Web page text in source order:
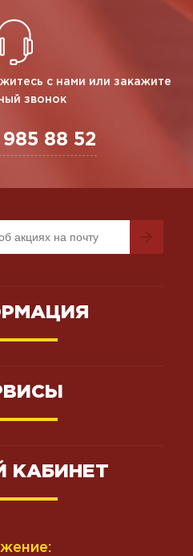
с нами или закажите
звонок
88 52
КАБИНЕТ